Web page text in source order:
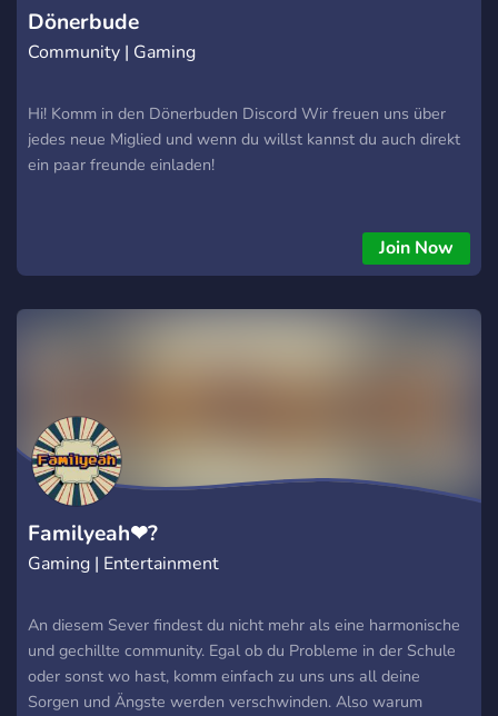
Dönerbude
Community | Gaming
Hi! Komm in den Dönerbuden Discord Wir freuen uns über
jedes neue Miglied und wenn du willst kannst du auch direkt
ein paar freunde einladen!
Join Now
Familyeah❤?
Gaming | Entertainment
An diesem Sever findest du nicht mehr als eine harmonische
und gechillte community. Egal ob du Probleme in der Schule
oder sonst wo hast, komm einfach zu uns uns all deine
Sorgen und Ängste werden verschwinden. Also warum